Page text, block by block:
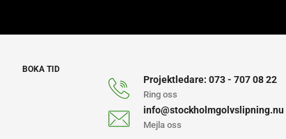
BOKA TID
Projektledare: 073 - 707 08 22
Ring oss
info@stockholmgolvslipning.nu
Mejla oss